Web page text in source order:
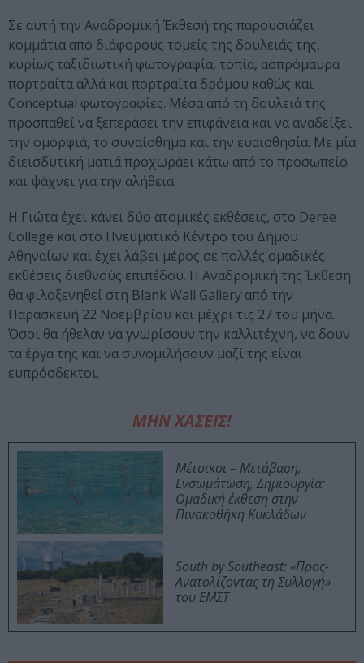
Σε αυτή την Αναδρομική Έκθεσή της παρουσιάζει
κομμάτια από διάφορους τομείς της δουλειάς της,
κυρίως ταξιδιωτική φωτογραφία, τοπία, ασπρόμαυρα
πορτραίτα αλλά και πορτραίτα δρόμου καθώς και
Conceptual φωτογραφίες. Μέσα από τη δουλειά της
προσπαθεί να ξεπεράσει την επιφάνεια και να αναδείξει
την ομορφιά, το συναίσθημα και την ευαισθησία. Με μία
διεισδυτική ματιά προχωράει κάτω από το προσωπείο
και ψάχνει για την αλήθεια.
Η Γιώτα έχει κάνει δύο ατομικές εκθέσεις, στο Deree
College και στο Πνευματικό Κέντρο του Δήμου
Αθηναίων και έχει λάβει μέρος σε πολλές ομαδικές
εκθέσεις διεθνούς επιπέδου. Η Αναδρομική της Έκθεση
θα φιλοξενηθεί στη Blank Wall Gallery από την
Παρασκευή 22 Νοεμβρίου και μέχρι τις 27 του μήνα.
Όσοι θα ήθελαν να γνωρίσουν την καλλιτέχνη, να δουν
τα έργα της και να συνομιλήσουν μαζί της είναι
ευπρόσδεκτοι.
ΜΗΝ ΧΑΣΕΙΣ!
Μέτοικοι – Μετάβαση,
Ενσωμάτωση, Δημιουργία:
Ομαδική έκθεση στην
Πινακοθήκη Κυκλάδων
South by Southeast: «Προς-
Ανατολίζοντας τη Συλλογή»
του ΕΜΣΤ